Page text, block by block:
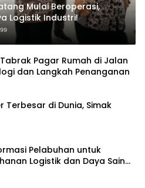
Mulai Beroperasi,
Logistik Industri!
Pagar Rumah di Jalan
dan Langkah Penanganan
Terbesar di Dunia, Simak
Pelabuhan untuk
Logistik dan Daya Saing